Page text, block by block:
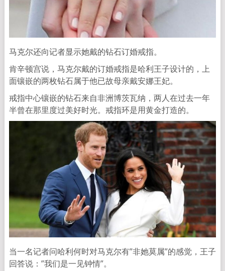
马克尔还向记者显示她戴的钻石订婚戒指。
肯辛顿宫说，马克尔戴的订婚戒指是哈利王子设计的，上
面镶嵌的两枚钻石属于他已故母亲戴安娜王妃。
戒指中心镶嵌的钻石来自非洲博茨瓦纳，两人在过去一年
半曾在那里度过美好时光。戒指环是用黄金打造的。
当一名记者问哈利何时对马克尔有”非她莫属”的感觉，王子
回答说：”我们是一见钟情”。